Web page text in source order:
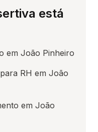
está
em João Pinheiro
RH em João
em João